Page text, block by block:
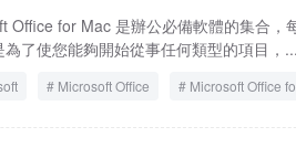
Office for Mac 是辦公必備軟體的集合
為了使您能夠開始從事任何類型的項目，...
Microsoft Office Microsoft Office